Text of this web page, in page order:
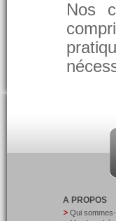
Nos
A PROPOS
Qui